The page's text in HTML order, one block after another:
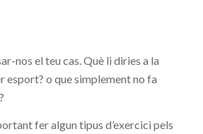
nos el teu cas. Què li diries a la
esport? o que simplement no fa
fer algun tipus d’exercici pels